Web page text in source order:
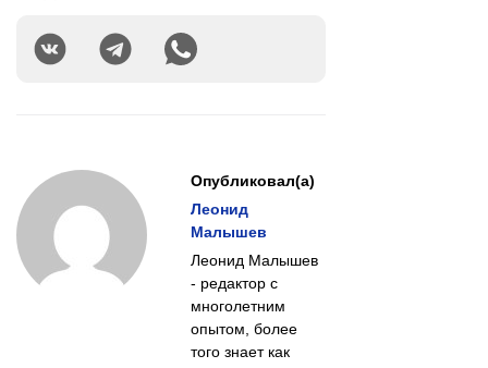
Опубликовал(а)
Леонид
Малышев
Леонид Малышев
- редактор с
многолетним
опытом, более
того знает как